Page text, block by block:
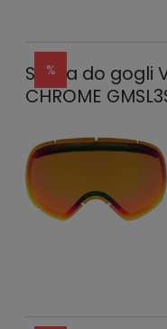
Szyba do gogli
CHROME